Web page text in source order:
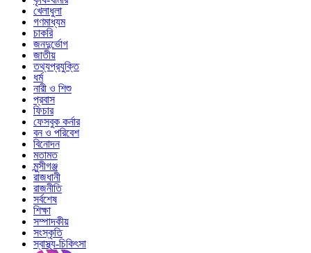
খেলাধুলা
গণমাধ্যম
চাকরি
জনদুর্ভোগ
জাতীয়
তথ্যপ্রযুক্তি
ধর্ম
নারী ও শিশু
প্রবাস
ফিচার
ফেসবুক কর্নার
বন ও পরিবেশ
বিনোদন
মতামত
মুন্সীগঞ্জ
রাজধানী
রাজনীতি
সর্বশেষ
শিক্ষা
সম্পাদকীয়
সংস্কৃতি
স্বাস্থ্য-চিকিৎসা